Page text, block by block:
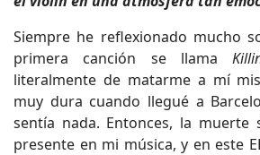
Siempre he reflexionado mucho
primera canción se llama
literalmente de matarme a mí
muy dura cuando llegué a
sentía nada. Entonces, la muerte
presente en mi música, y en este